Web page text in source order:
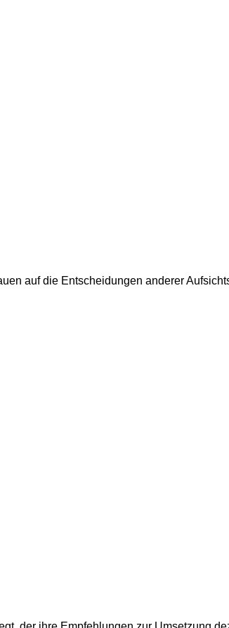
auf die Entscheidungen anderer